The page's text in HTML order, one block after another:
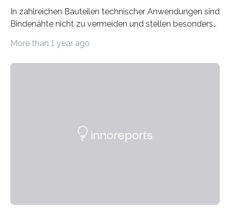
In zahlreichen Bauteilen technischer Anwendungen sind
Bindenähte nicht zu vermeiden und stellen besonders
Matrixmaterials eine große Herausforderung dar.
Durch den verstärkten Einsatz von Rezyklaten
More than 1 year ago